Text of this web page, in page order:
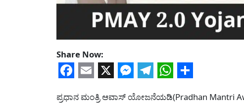
Share Now:
ಪ್ರಧಾನ ಮಂತ್ರಿ ಆವಾಸ್ ಯೋಜನೆಯಡಿ(Pradhan Mantri